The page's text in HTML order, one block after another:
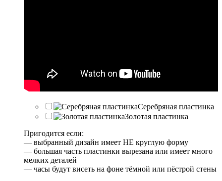
Серебряная пластинка
Золотая пластинка
Пригодится если:
— выбранный дизайн имеет НЕ круглую форму
— большая часть пластинки вырезана или имеет много
мелких деталей
— часы будут висеть на фоне тёмной или пёстрой стены